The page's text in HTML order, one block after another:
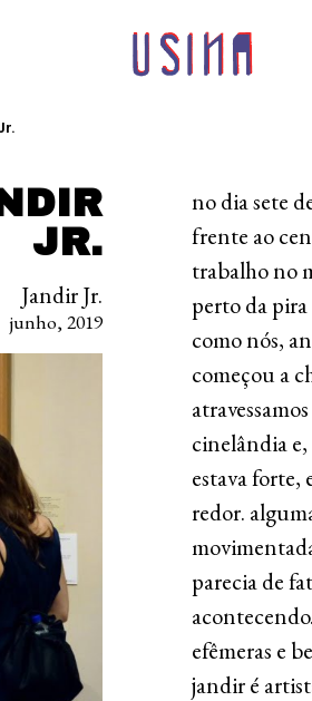
JR.
Jandir Jr.
junho, 2019
no dia sete
frente ao
trabalho no
perto da
como nós,
começou a
cinelândia e,
estava forte,
redor.
parecia de
efêmeras e
jandir é